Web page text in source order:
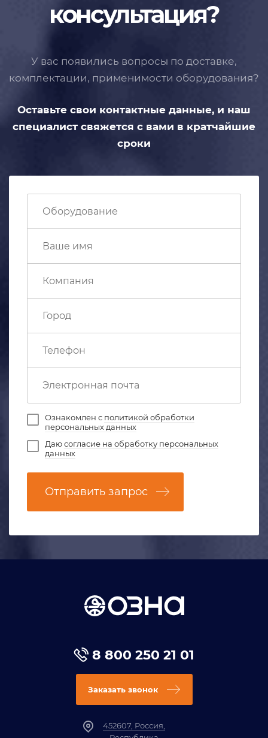
консультация?
У вас появились вопросы по доставке,
комплектации, применимости оборудования?
Оставьте свои контактные данные, и наш
специалист свяжется с вами в кратчайшие
сроки
Ознакомлен с политикой обработки
персональных данных
Даюсогласие на обработку персональных
данных
Отправить запрос
8 800 250 21 01
Заказать звонок
452607, Россия,